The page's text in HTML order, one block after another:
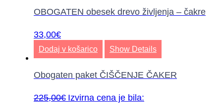
OBOGATEN obesek drevo življenja – čakre
33,00€
Dodaj v košarico Show Details
Obogaten paket ČIŠČENJE ČAKER
225,00€ Izvirna cena je bila: